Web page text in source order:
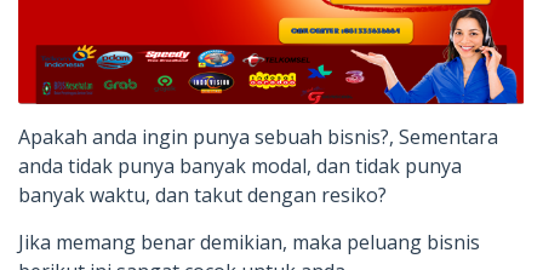
Apakah anda ingin punya sebuah bisnis?, Sementara
anda tidak punya banyak modal, dan tidak punya
banyak waktu, dan takut dengan resiko?
Jika memang benar demikian, maka peluang bisnis